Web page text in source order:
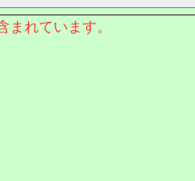
まれています。